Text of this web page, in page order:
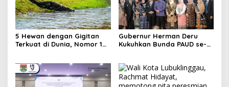
5 Hewan dengan Gigitan
Terkuat di Dunia, Nomor 1
Gubernur Herman Deru
Kukuhkan Bunda PAUD se-
Deteksi Dini Kecerdasan
Anak